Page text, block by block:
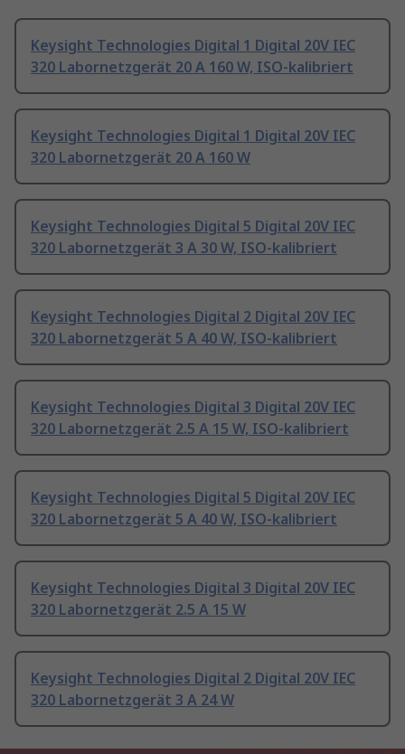
Keysight Technologies Digital 1 Digital 20V IEC
320 Labornetzgerät 20 A 160 W, ISO-kalibriert
Keysight Technologies Digital 1 Digital 20V IEC
320 Labornetzgerät 20 A 160 W
Keysight Technologies Digital 5 Digital 20V IEC
320 Labornetzgerät 3 A 30 W, ISO-kalibriert
Keysight Technologies Digital 2 Digital 20V IEC
320 Labornetzgerät 5 A 40 W, ISO-kalibriert
Keysight Technologies Digital 3 Digital 20V IEC
320 Labornetzgerät 2.5 A 15 W, ISO-kalibriert
Keysight Technologies Digital 5 Digital 20V IEC
320 Labornetzgerät 5 A 40 W, ISO-kalibriert
Keysight Technologies Digital 3 Digital 20V IEC
320 Labornetzgerät 2.5 A 15 W
Keysight Technologies Digital 2 Digital 20V IEC
320 Labornetzgerät 3 A 24 W